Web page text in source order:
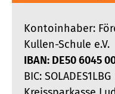
Kontoinhaber:
Kullen-Schule e.V.
IBAN: DE50 6045
BIC: SOLADES1LBG